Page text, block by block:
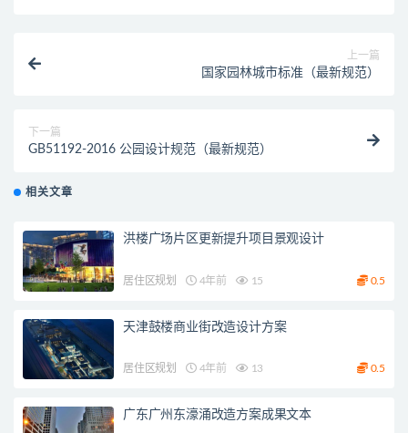
上一篇
国家园林城市标准（最新规范）
下一篇
GB51192-2016 公园设计规范（最新规范）
相关文章
洪楼广场片区更新提升项目景观设计
居住区规划 4年前 15 0.5
天津鼓楼商业街改造设计方案
居住区规划 4年前 13 0.5
广东广州东濠涌改造方案成果文本